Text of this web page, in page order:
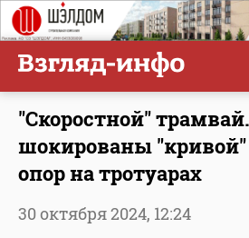
"Скоростной"
шокированы "кривой"
опор на тротуарах
30 октября 2024, 12:24